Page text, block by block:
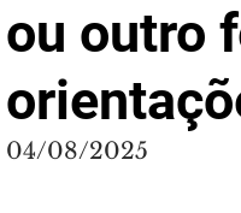
ou outro
04/08/2025